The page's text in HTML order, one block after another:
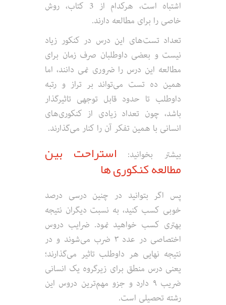
اشتباه است، هرکدام از 3 کتاب، روش
خاصی را برای مطالعه دارند.
تعداد تست‌های این درس در کنکور زیاد
نیست و بعضی داوطلبان صرف زمان برای
مطالعه این درس را ضروری نمی دانند، اما
همین ده تست می‌تواند بر تراز و رتبه
داوطلب تا حدود قابل توجهی تاثیرگذار
باشد، چون تعداد زیادی از کنکوری‌های
انسانی با همین تفکر آن را کنار می‌گذارند.
بیشتر بخوانید: استراحت بین
مطالعه کنکوری ها
پس اگر بتوانید در چنین درسی درصد
خوبی کسب کنید، به نسبت دیگران نتیجه
بهتری کسب خواهید نمود. ضرایب دروس
اختصاصی در عدد ۳ ضرب می‌شوند و در
نتیجه نهایی هر داوطلب تاثیر می‌گذارند؛
یعنی درس منطق برای زیرگروه یک انسانی
ضریب ۹ دارد و جزو مهم‌ترین دروس این
رشته تحصیلی است.